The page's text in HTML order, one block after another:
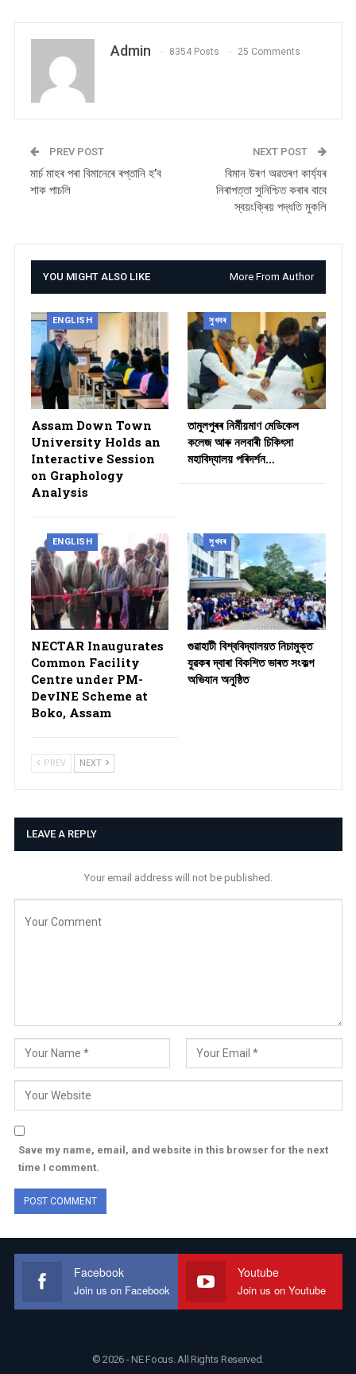
Admin 8354 Posts 25 Comments
PREV POST
মাৰ্চ মাহৰ পৰা বিমানেৰে ৰপ্তানি হ’ব
শাক পাচলি
NEXT POST
বিমান উৰণ অৱতৰণ কাৰ্য্যৰ
নিৰাপত্তা সুনিশ্চিত কৰাৰ বাবে
স্বয়ংক্ৰিয় পদ্ধতি মুকলি
YOU MIGHT ALSO LIKE More From Author
ENGLISH
Assam Down Town
University Holds an
Interactive Session
on Graphology
Analysis
সুখবৰ
তামুলপুৰৰ নিৰ্মীয়মাণ মেডিকেল
কলেজ আৰু নলবাৰী চিকিৎসা
মহাবিদ্যালয় পৰিদৰ্শন…
ENGLISH
NECTAR Inaugurates
Common Facility
Centre under PM-
DevINE Scheme at
Boko, Assam
সুখবৰ
গুৱাহাটী বিশ্ববিদ্যালয়ত নিচামুক্ত
যুৱকৰ দ্বাৰা বিকশিত ভাৰত সংকল্প
অভিযান অনুষ্ঠিত
PREV NEXT
LEAVE A REPLY
Your email address will not be published.
Save my name, email, and website in this browser for the next
time I comment.
Facebook
Join us on Facebook
Youtube
Join us on Youtube
© 2026 - NE Focus. All Rights Reserved.